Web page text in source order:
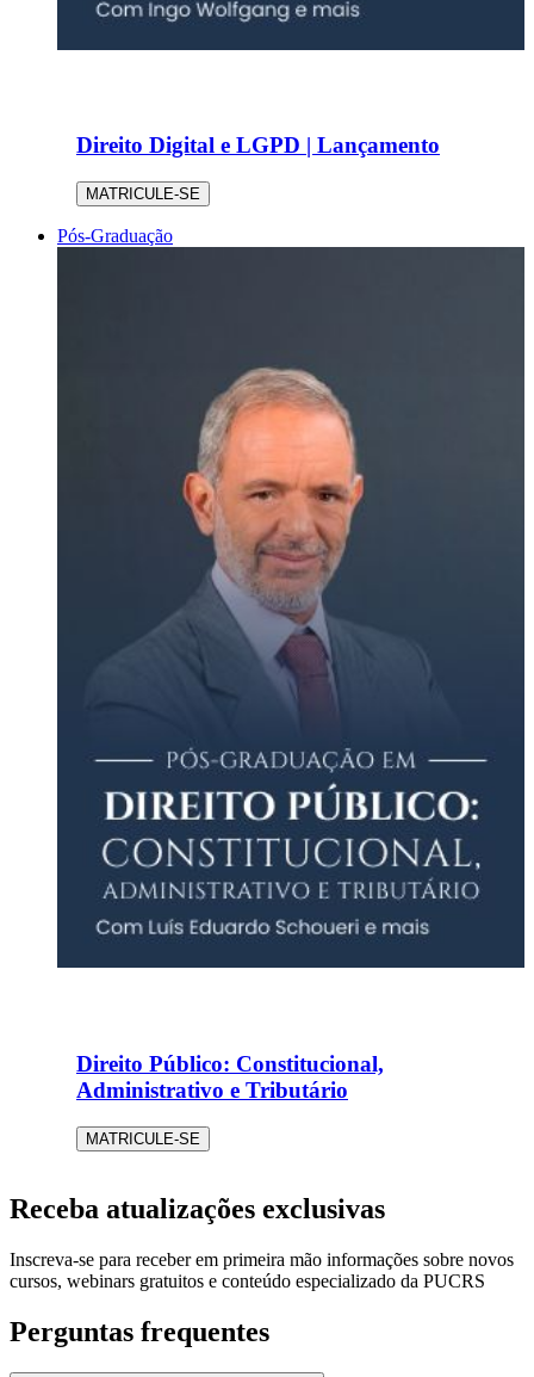
Direito Digital e LGPD | Lançamento
MATRICULE-SE
Pós-Graduação
Direito Público: Constitucional,
Administrativo e Tributário
MATRICULE-SE
Receba atualizações exclusivas
Inscreva-se para receber em primeira mão informações sobre novos
cursos, webinars gratuitos e conteúdo especializado da PUCRS
Perguntas frequentes